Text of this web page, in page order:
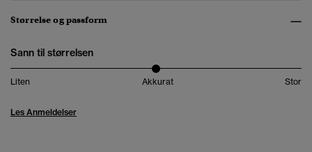
Størrelse og passform
Sann til størrelsen
Liten Akkurat Stor
Les Anmeldelser